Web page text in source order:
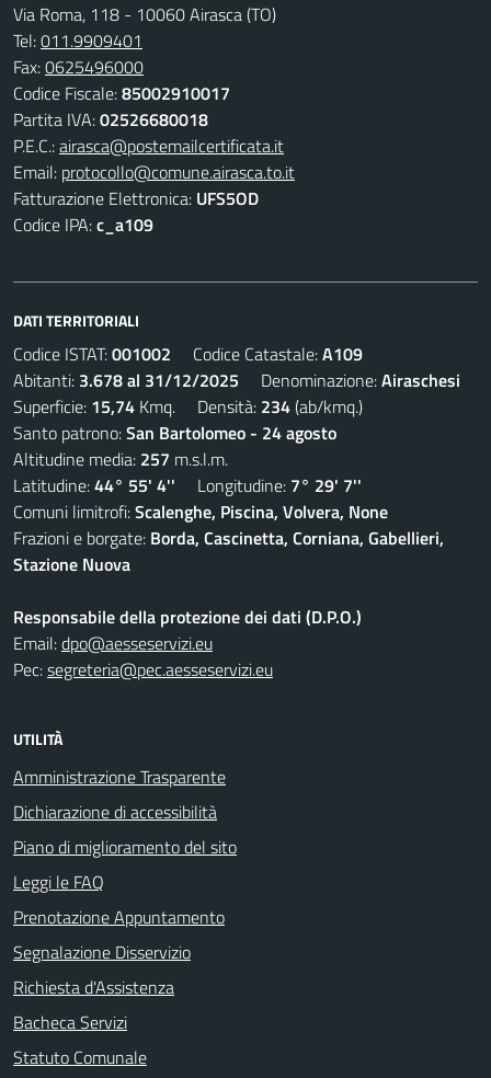
Via Roma, 118 - 10060 Airasca (TO)
Tel:011.9909401
Fax:0625496000
Codice Fiscale:85002910017
Partita IVA:02526680018
P.E.C.:airasca@postemailcertificata.it
Email: protocollo@comune.airasca.to.it
Fatturazione Elettronica: UFS5OD
Codice IPA:c_a109
DATI TERRITORIALI
Codice ISTAT:001002 Codice Catastale:A109
Abitanti: 3.678 al 31/12/2025 Denominazione:Airaschesi
Superficie: 15,74 Kmq. Densità: 234(ab/kmq.)
Santo patrono:San Bartolomeo - 24 agosto
Altitudine media: 257 m.s.l.m.
Latitudine:44° 55' 4'' Longitudine: 7° 29' 7''
Comuni limitrofi:Scalenghe, Piscina, Volvera, None
Frazioni e borgate: Borda, Cascinetta, Corniana, Gabellieri,
Stazione Nuova
Responsabile della protezione dei dati (D.P.O.)
Email:dpo@aesseservizi.eu
Pec:segreteria@pec.aesseservizi.eu
UTILITÀ
Amministrazione Trasparente
Dichiarazione di accessibilità
Piano di miglioramento del sito
Leggi le FAQ
Prenotazione Appuntamento
Segnalazione Disservizio
Richiesta d'Assistenza
Bacheca Servizi
Statuto Comunale